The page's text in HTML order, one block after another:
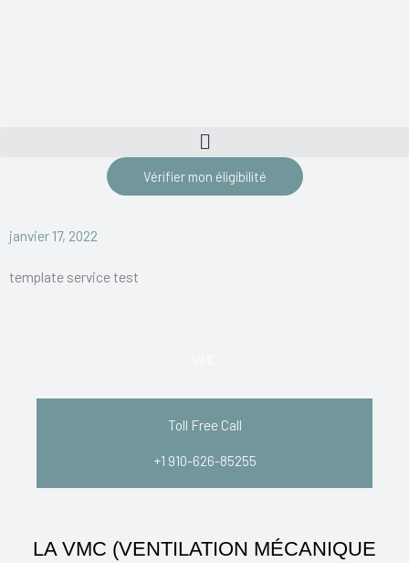
Vérifier mon éligibilité
janvier 17, 2022
template service test
Toll Free Call
+1 910-626-85255
LA VMC (VENTILATION MÉCANIQUE